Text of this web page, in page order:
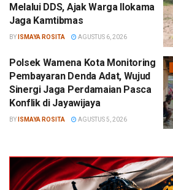
Melalui DDS, Ajak Warga Ilokama
Jaga Kamtibmas
BY ISMAYA ROSITA AGUSTUS 6, 2026
Polsek Wamena Kota Monitoring
Pembayaran Denda Adat, Wujud
Sinergi Jaga Perdamaian Pasca
Konflik di Jayawijaya
BY ISMAYA ROSITA AGUSTUS 5, 2026